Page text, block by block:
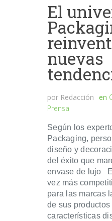
El
nuevas
por Redacción en
Prensa
Según los
Packaging,
diseño y
del éxito que
envase de lujo
vez más
para las marcas
de sus
características